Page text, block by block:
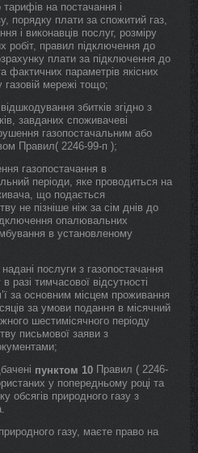
на постачання і
порядку плати за спожитий газ,
і виконавців послуг, розміру
робіт, правил підключення до
плати за підключення до
фактичних параметрів якісних
газовій мережі тощо;
збитків згідно з
завданих споживачеві
газопостачальним або
Правил( 2246-99-п );
газопостачання в
періоди, яке проводиться на
що подається
не пізніше ніж за сім днів до
опалювальних
в установленому
послуги з газопостачання
разі тимчасової відсутності
за основним місцем проживання
за умови подання в місячний
шестимісячного періоду
письмової заяви з
пунктом 10 Правил ( 2246-
у попередньому році та
обсягів природного газу з
газу, маєте право на